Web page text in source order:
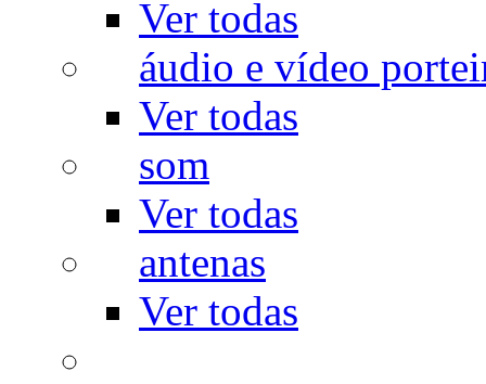
Ver todas
áudio e vídeo
Ver todas
som
Ver todas
antenas
Ver todas